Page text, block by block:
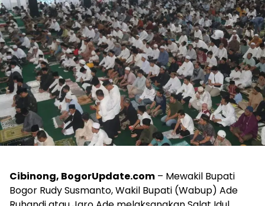
Cibinong, BogorUpdate.com – Mewakil Bupati
Bogor Rudy Susmanto, Wakil Bupati (Wabup) Ade